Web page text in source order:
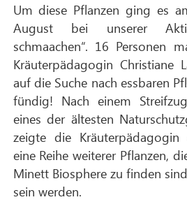
Um diese Pflanzen ging es
August bei unserer
schmaachen“. 16 Personen
Kräuterpädagogin Christiane
auf die Suche nach essbaren
fündig! Nach einem
eines der ältesten
zeigte die Kräuterpädagogin
eine Reihe weiterer Pflanzen,
Minett Biosphere zu finden
sein werden.